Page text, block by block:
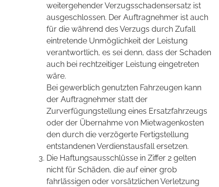
weitergehender Verzugsschadensersatz ist
ausgeschlossen. Der Auftragnehmer ist auch
für die während des Verzugs durch Zufall
eintretende Unmöglichkeit der Leistung
verantwortlich, es sei denn, dass der Schaden
auch bei rechtzeitiger Leistung eingetreten
wäre.
Bei gewerblich genutzten Fahrzeugen kann
der Auftragnehmer statt der
Zurverfügungstellung eines Ersatzfahrzeugs
oder der Übernahme von Mietwagenkosten
den durch die verzögerte Fertigstellung
entstandenen Verdienstausfall ersetzen.
Die Haftungsausschlüsse in Ziffer 2 gelten
nicht für Schäden, die auf einer grob
fahrlässigen oder vorsätzlichen Verletzung